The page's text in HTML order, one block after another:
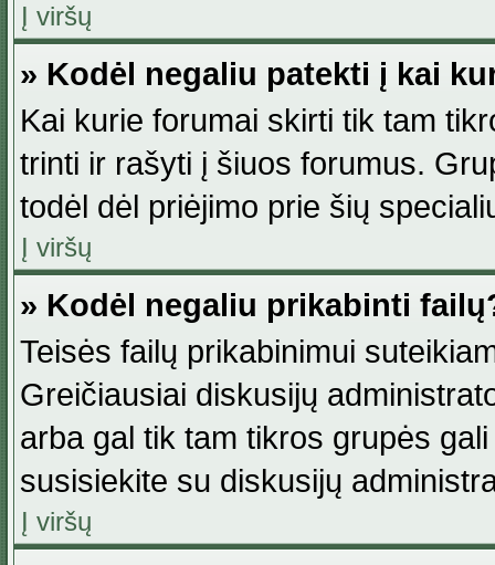
Į viršų
» Kodėl negaliu patekti į kai
Kai kurie forumai skirti tik tam
trinti ir rašyti į šiuos forumus.
todėl dėl priėjimo prie šių
Į viršų
» Kodėl negaliu prikabinti
Teisės failų prikabinimui
Greičiausiai diskusijų
arba gal tik tam tikros grupės
susisiekite su diskusijų
Į viršų